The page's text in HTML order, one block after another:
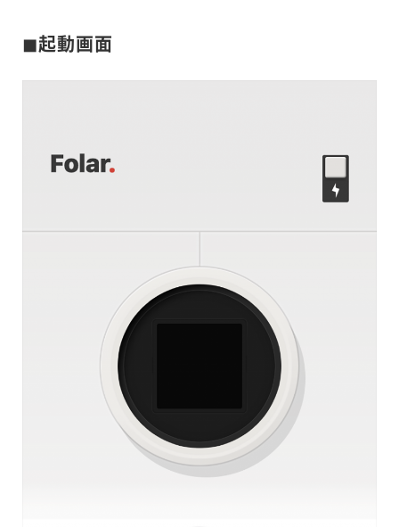
◼︎起動画面